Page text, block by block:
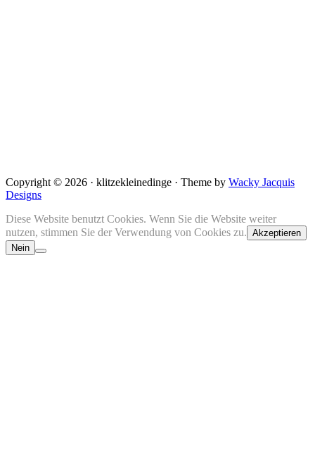
Copyright © 2026 · klitzekleinedinge · Theme by Wacky Jacquis
Designs
Diese Website benutzt Cookies. Wenn Sie die Website weiter
nutzen, stimmen Sie der Verwendung von Cookies zu. Akzeptieren
Nein